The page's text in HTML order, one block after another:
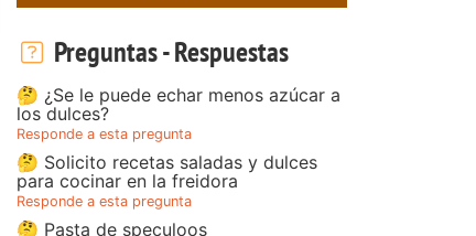
Preguntas - Respuestas
🤔 ¿Se le puede echar menos azúcar a
los dulces?
Responde a esta pregunta
🤔 Solicito recetas saladas y dulces
para cocinar en la freidora
Responde a esta pregunta
🤔 Pasta de speculoos